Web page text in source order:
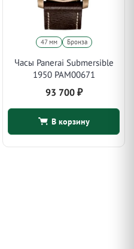
47 мм Бронза
Часы Panerai Submersible
1950 PAM00671
93 700 ₽
В корзину